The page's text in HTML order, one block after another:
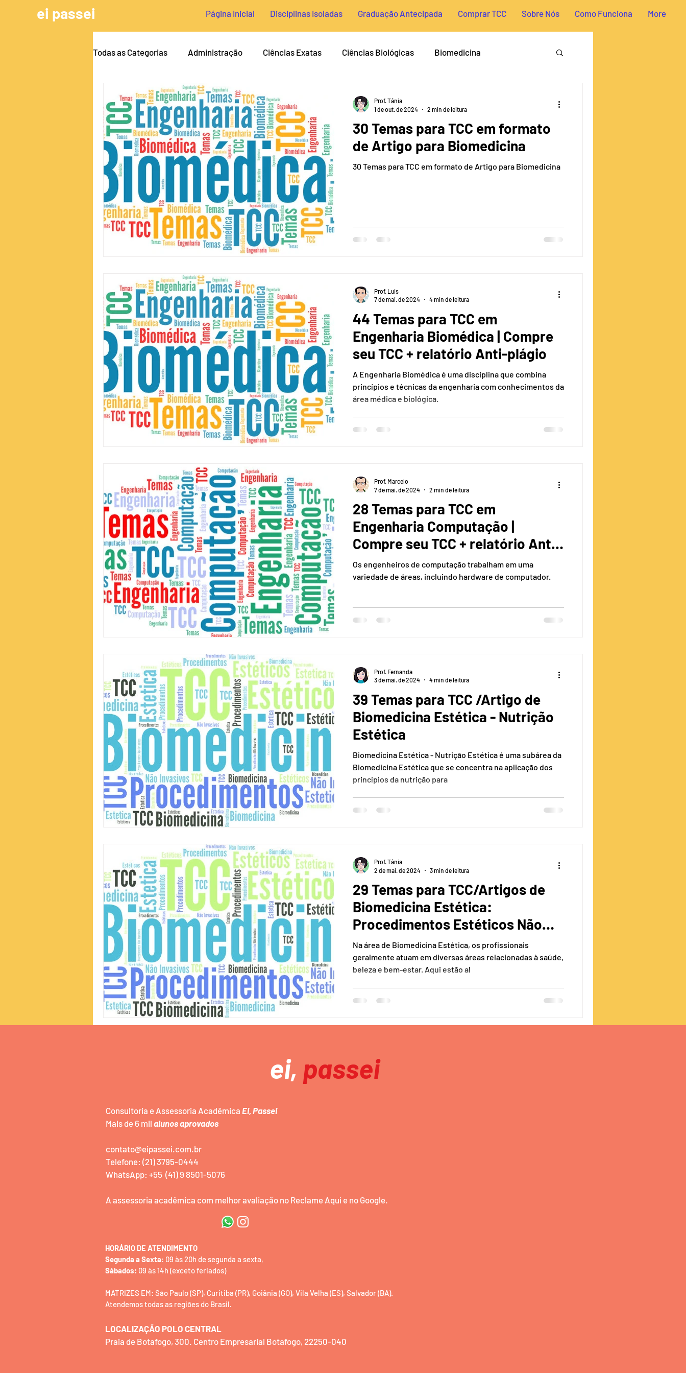
ei passei Página Inicial Disciplinas Isoladas Graduação Antecipada Comprar TCC Sobre Nós Como Funciona More
Todas as Categorias Administração Ciências Exatas Ciências Biológicas Biomedicina
Arquitetura e Urbanismo Antiplágio & Plágio
Engenharia Civil Dicas para TCC Normas Técnicas Temas para TCC de Medicina Temas para TCC
Pedagogia Serviço Social Psicologia História Biotecnologia
Medicina Veterinária Engenharia Biomédica Nutrição
ADS/TI
30 Temas para TCC em formato
de Artigo para Biomedicina
30 Temas para TCC em formato de Artigo para Biomedicina
Prof. Tânia
1 de out. de 2024
2 min de leitura
44 Temas para TCC em
Engenharia Biomédica | Compre
seu TCC + relatório Anti-plágio
A Engenharia Biomédica é uma disciplina que combina
princípios e técnicas da engenharia com conhecimentos da
área médica e biológica.
Prof. Luis
7 de mai. de 2024
4 min de leitura
28 Temas para TCC em
Engenharia Computação |
Compre seu TCC + relatório Anti-
plágio
Os engenheiros de computação trabalham em uma
variedade de áreas, incluindo hardware de computador.
Prof. Marcelo
7 de mai. de 2024
2 min de leitura
39 Temas para TCC /Artigo de
Biomedicina Estética - Nutrição
Estética
Biomedicina Estética - Nutrição Estética é uma subárea da
Biomedicina Estética que se concentra na aplicação dos
princípios da nutrição para
Prof. Fernanda
3 de mai. de 2024
4 min de leitura
29 Temas para TCC/Artigos de
Biomedicina Estética:
Procedimentos Estéticos Não
Invasivos | Compre seu TCC +
Relatório Anti-plágio
Na área de Biomedicina Estética, os profissionais
geralmente atuam em diversas áreas relacionadas à saúde,
beleza e bem-estar. Aqui estão al
Prof. Tânia
2 de mai. de 2024
3 min de leitura
ei, passei
Consultoria e Assessoria Acadêmica Ei, Passei
Mais de 6 mil alunos aprovados
contato@eipassei.com.br
Telefone: (21) 3795-0444
WhatsApp: +55 (41) 9 8501-5076
A assessoria acadêmica com melhor avaliação no Reclame Aqui e no Google.
HORÁRIO DE ATENDIMENTO
Segunda a Sexta: 09 às 20h de segunda a sexta,
Sábados: 09 às 14h (exceto feriados)
MATRIZES EM: São Paulo (SP), Curitiba (PR), Goiânia (GO), Vila Velha (ES), Salvador (BA).
Atendemos todas as regiões do Brasil.
LOCALIZAÇÃO POLO CENTRAL
Praia de Botafogo, 300. Centro Empresarial Botafogo, 22250-040